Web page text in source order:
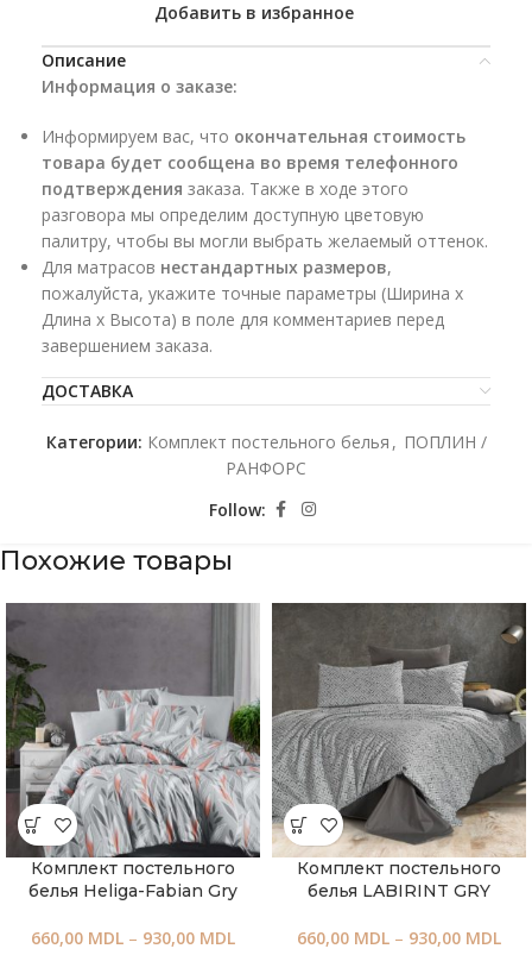
Добавить в избранное
Описание
Информация о заказе:
Информируем вас, что окончательная стоимость
товара будет сообщена во время телефонного
подтверждения заказа. Также в ходе этого
разговора мы определим доступную цветовую
палитру, чтобы вы могли выбрать желаемый оттенок.
Для матрасов нестандартных размеров,
пожалуйста, укажите точные параметры (Ширина х
Длина х Высота) в поле для комментариев перед
завершением заказа.
ДОСТАВКА
Категории: Комплект постельного белья , ПОПЛИН /
РАНФОРС
Follow:
Похожие товары
Комплект постельного
белья Heliga-Fabian Gry
660,00 MDL – 930,00 MDL
Комплект постельного
белья LABIRINT GRY
660,00 MDL – 930,00 MDL